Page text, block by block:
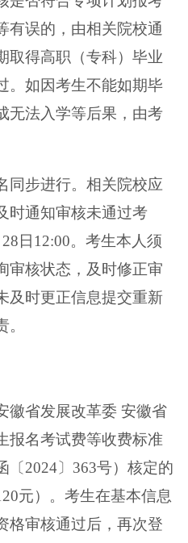
有误的，由相关院校通
取得高职（专科）毕业
。如因考生不能如期毕
无法入学等后果，由考
同步进行。相关院校应
时通知审核未通过考
日12:00。考生本人须
审核状态，及时修正审
及时更正信息提交重新
徽省发展改革委 安徽省
报名考试费等收费标准
〔2024〕363号）核定的
元）。考生在基本信息
格审核通过后，再次登